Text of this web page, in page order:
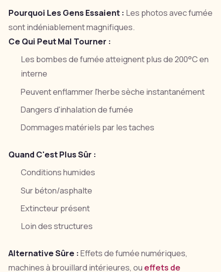
Pourquoi Les Gens Essaient : Les photos avec fumée
sont indéniablement magnifiques.
Ce Qui Peut Mal Tourner :
Les bombes de fumée atteignent plus de 200°C en
interne
Peuvent enflammer l'herbe sèche instantanément
Dangers d'inhalation de fumée
Dommages matériels par les taches
Quand C'est Plus Sûr :
Conditions humides
Sur béton/asphalte
Extincteur présent
Loin des structures
Alternative Sûre :Effets de fumée numériques,
machines à brouillard intérieures, ou effets de